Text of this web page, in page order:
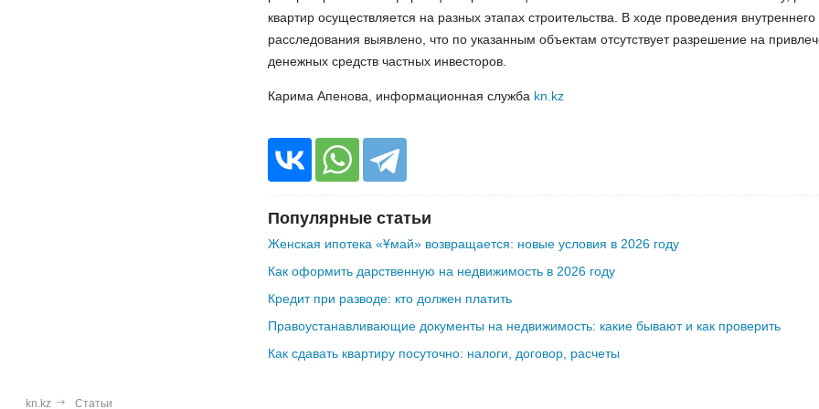
квартир осуществляется на разных этапах строительства. В ходе проведения внутреннего
расследования выявлено, что по указанным объектам отсутствует разрешение на
денежных средств частных инвесторов.
Карима Апенова, информационная служба kn.kz
Популярные статьи
Женская ипотека «Ұмай» возвращается: новые условия в 2026 году
Как оформить дарственную на недвижимость в 2026 году
Кредит при разводе: кто должен платить
Правоустанавливающие документы на недвижимость: какие бывают и как проверить
Как сдавать квартиру посуточно: налоги, договор, расчеты
kn.kz Статьи